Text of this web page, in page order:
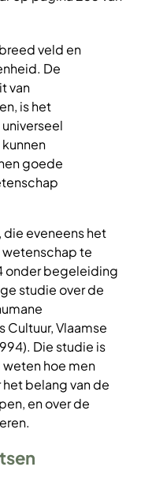
veld en
De
van
is het
goede
die eveneens het
te
onder begeleiding
studie over de
Vlaamse
Die studie is
weten hoe men
belang van de
en over de